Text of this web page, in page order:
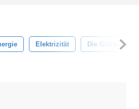
Elektrizität Die Glühbirne